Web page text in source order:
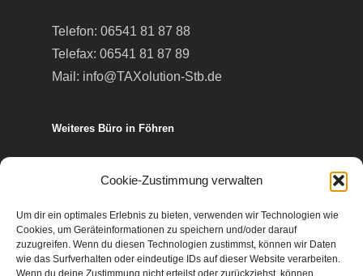
Cookie-Zustimmung verwalten
Um dir ein optimales Erlebnis zu bieten, verwenden wir Technologien wie
Cookies, um Geräteinformationen zu speichern und/oder darauf
zuzugreifen. Wenn du diesen Technologien zustimmst, können wir Daten
wie das Surfverhalten oder eindeutige IDs auf dieser Website verarbeiten.
Wenn du deine Zustimmung nicht erteilst oder zurückziehst, können
Telefon: 06541 81 87 88
Telefax: 06541 81 87 89
Mail: info@TAXolution-Stb.de
Weiteres Büro in Föhren
Telefon: 06502 99 95 80
Telefax: 06502 99 95 899